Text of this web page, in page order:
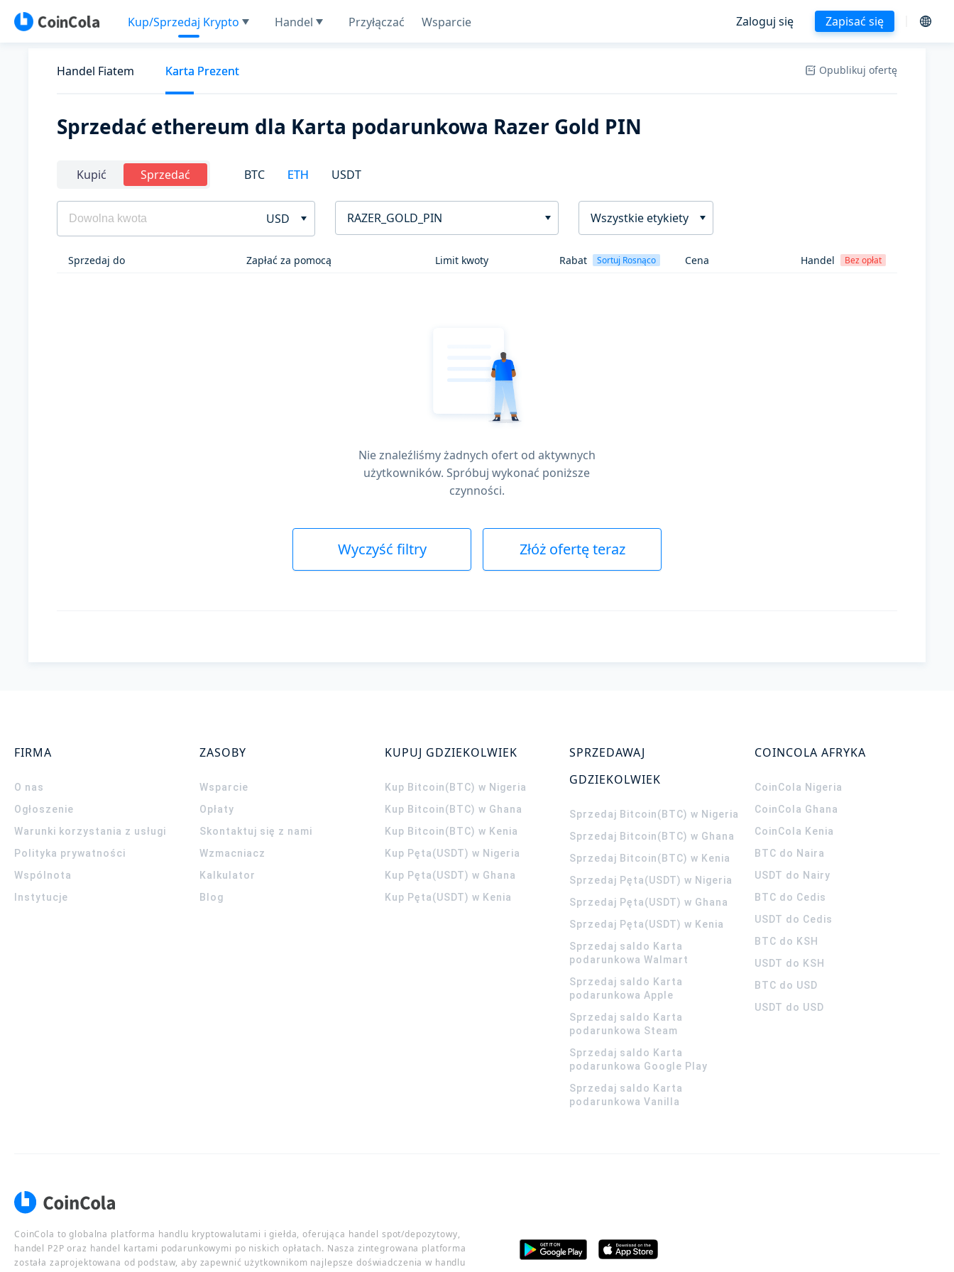
Kup/Sprzedaj Krypto Handel Przyłączać Wsparcie Zaloguj się Zapisać się
Handel Fiatem Karta Prezent Opublikuj ofertę
Sprzedać ethereum dla Karta podarunkowa Razer Gold PIN
Kupić Sprzedać BTC ETH USDT
USD RAZER_GOLD_PIN Wszystkie etykiety
Sprzedaj do Zapłać za pomocą Limit kwoty Rabat Sortuj Rosnąco Cena Handel Bez opłat
Nie znaleźliśmy żadnych ofert od aktywnych
użytkowników. Spróbuj wykonać poniższe
czynności.
Wyczyść filtry Złóż ofertę teraz
FIRMA
O nas
Ogłoszenie
Warunki korzystania z usługi
Polityka prywatności
Wspólnota
Instytucje
ZASOBY
Wsparcie
Opłaty
Skontaktuj się z nami
Wzmacniacz
Kalkulator
Blog
KUPUJ GDZIEKOLWIEK
Kup Bitcoin(BTC) w Nigeria
Kup Bitcoin(BTC) w Ghana
Kup Bitcoin(BTC) w Kenia
Kup Pęta(USDT) w Nigeria
Kup Pęta(USDT) w Ghana
Kup Pęta(USDT) w Kenia
SPRZEDAWAJ
GDZIEKOLWIEK
Sprzedaj Bitcoin(BTC) w Nigeria
Sprzedaj Bitcoin(BTC) w Ghana
Sprzedaj Bitcoin(BTC) w Kenia
Sprzedaj Pęta(USDT) w Nigeria
Sprzedaj Pęta(USDT) w Ghana
Sprzedaj Pęta(USDT) w Kenia
Sprzedaj saldo Karta
podarunkowa Walmart
Sprzedaj saldo Karta
podarunkowa Apple
Sprzedaj saldo Karta
podarunkowa Steam
Sprzedaj saldo Karta
podarunkowa Google Play
Sprzedaj saldo Karta
podarunkowa Vanilla
COINCOLA AFRYKA
CoinCola Nigeria
CoinCola Ghana
CoinCola Kenia
BTC do Naira
USDT do Nairy
BTC do Cedis
USDT do Cedis
BTC do KSH
USDT do KSH
BTC do USD
USDT do USD
CoinCola to globalna platforma handlu kryptowalutami i giełda, oferująca handel spot/depozytowy,
handel P2P oraz handel kartami podarunkowymi po niskich opłatach. Nasza zintegrowana platforma
została zaprojektowana od podstaw, aby zapewnić użytkownikom najlepsze doświadczenia w handlu